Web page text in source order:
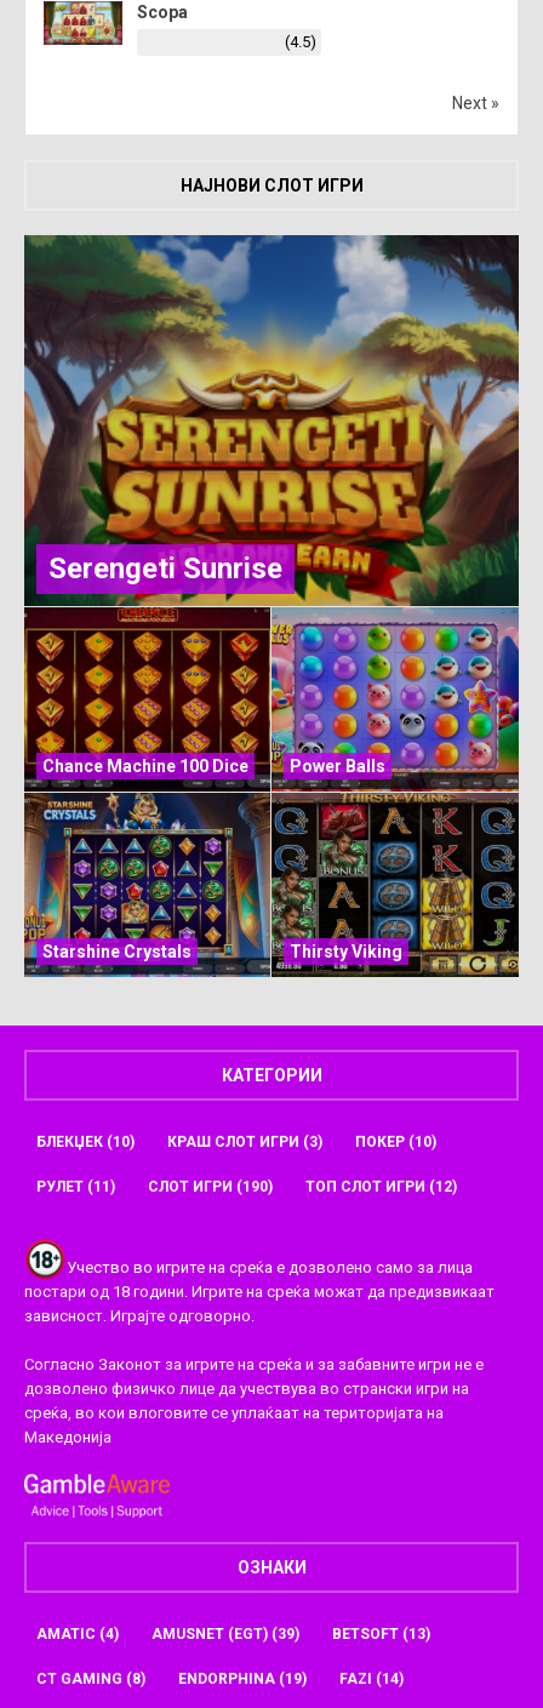
Scopa
(4.5)
Next »
НАЈНОВИ СЛОТ ИГРИ
Serengeti Sunrise
Chance Machine 100 Dice Power Balls
Starshine Crystals Thirsty Viking
КАТЕГОРИИ
БЛЕКЏЕК (10) КРАШ СЛОТ ИГРИ (3) ПОКЕР (10)
РУЛЕТ (11) СЛОТ ИГРИ (190) ТОП СЛОТ ИГРИ (12)
Учество во игрите на среќа е дозволено само за лица
постари од 18 години. Игрите на среќа можат да предизвикаат
зависност. Играјте одговорно.
Согласно Законот за игрите на среќа и за забавните игри не е
дозволено физичко лице да учествува во странски игри на
среќа, во кои влоговите се уплаќаат на територијата на
Македонија
ОЗНАКИ
AMATIC (4) AMUSNET (EGT) (39) BETSOFT (13)
CT GAMING (8) ENDORPHINA (19) FAZI (14)